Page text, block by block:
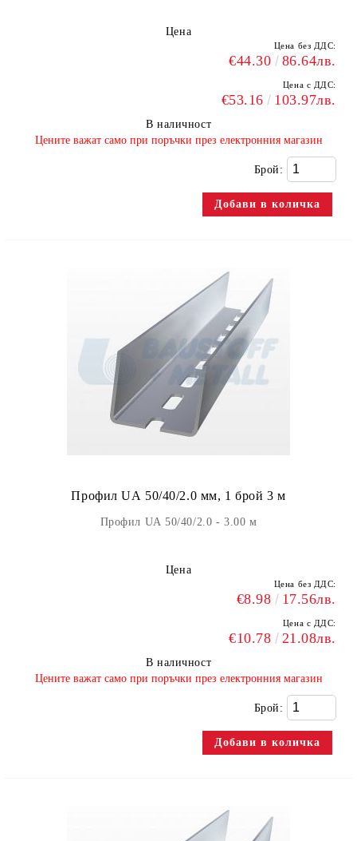
Цена
Цена без ДДС:
€44.30 86.64лв.
Цена с ДДС:
€53.16 103.97лв.
В наличност
​Цените важат само при поръчки през електронния магазин
Брой:
Профил UА 50/40/2.0 мм, 1 брой 3 м
Профил UА 50/40/2.0 - 3.00 м
Цена
Цена без ДДС:
€8.98 17.56лв.
Цена с ДДС:
€10.78 21.08лв.
В наличност
​Цените важат само при поръчки през електронния магазин
Брой: